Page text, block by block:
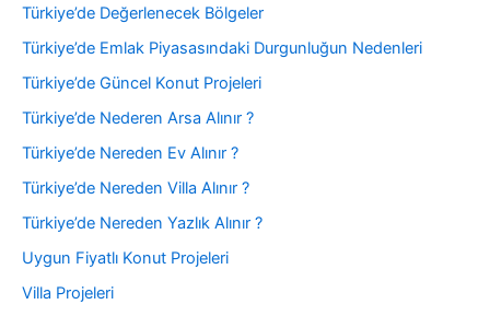
Türkiye’de Değerlenecek Bölgeler
Türkiye’de Emlak Piyasasındaki Durgunluğun Nedenleri
Türkiye’de Güncel Konut Projeleri
Türkiye’de Nederen Arsa Alınır ?
Türkiye’de Nereden Ev Alınır ?
Türkiye’de Nereden Villa Alınır ?
Türkiye’de Nereden Yazlık Alınır ?
Uygun Fiyatlı Konut Projeleri
Villa Projeleri